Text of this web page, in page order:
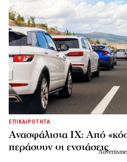
ΕΠΙΚΑΙΡΟΤΗΤΑ
Ανασφάλιστα ΙΧ: Από
περάσουν οι ενστάσεις